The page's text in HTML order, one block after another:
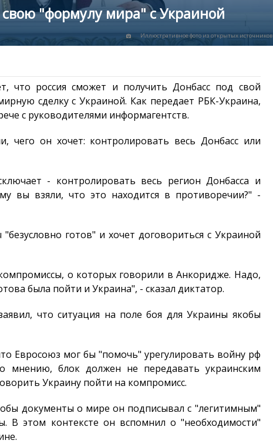
"формулу мира" с Украиной
Иллюстративное фото из открытых источников
что россия сможет и получить Донбасс под свой
сделку с Украиной. Как передает РБК-Украина,
с руководителями информагентств.
чего он хочет: контролировать весь Донбасс или
- контролировать весь регион Донбасса и
вы взяли, что это находится в противоречии?" -
готов" и хочет договориться с Украиной
о которых говорили в Анкоридже. Надо,
была пойти и Украина", - сказал диктатор.
что ситуация на поле боя для Украины якобы
Евросоюз мог бы "помочь" урегулировать войну рф
мнению, блок должен не передавать украинским
Украину пойти на компромисс.
документы о мире он подписывал с "легитимным"
В этом контексте он вспомнил о "необходимости"